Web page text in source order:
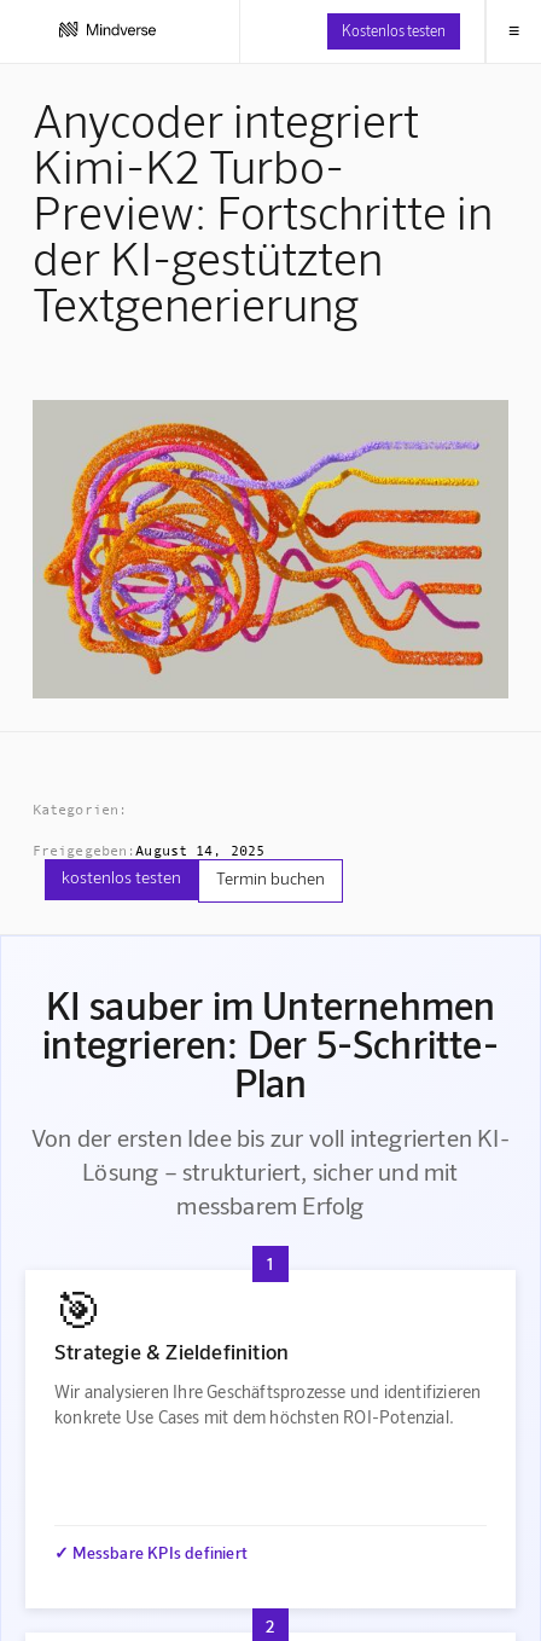
Kostenlos testen ≡
Anycoder integriert
Kimi-K2 Turbo-
Preview: Fortschritte in
der KI-gestützten
Textgenerierung
Kategorien:
Freigegeben:August 14, 2025
kostenlos testen Termin buchen
KI sauber im Unternehmen
integrieren: Der 5-Schritte-
Plan
Von der ersten Idee bis zur voll integrierten KI-
Lösung – strukturiert, sicher und mit
messbarem Erfolg
1
🎯
Strategie & Zieldefinition
Wir analysieren Ihre Geschäftsprozesse und identifizieren
konkrete Use Cases mit dem höchsten ROI-Potenzial.
✓ Messbare KPIs definiert
2